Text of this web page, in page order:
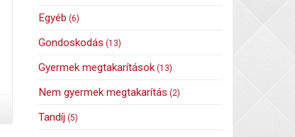
Egyéb (6)
Gondoskodás (13)
Gyermek megtakarítások (13)
Nem gyermek megtakarítás (2)
Tandíj (5)